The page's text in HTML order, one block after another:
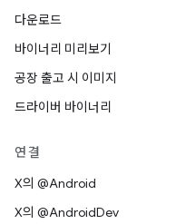
다운로드
바이너리 미리보기
공장 출고 시 이미지
드라이버 바이너리
연결
X의 @Android
X의 @AndroidDev